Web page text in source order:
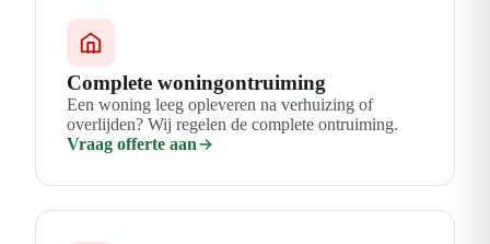
Complete woningontruiming
Een woning leeg opleveren na verhuizing of
overlijden? Wij regelen de complete ontruiming.
Vraag offerte aan